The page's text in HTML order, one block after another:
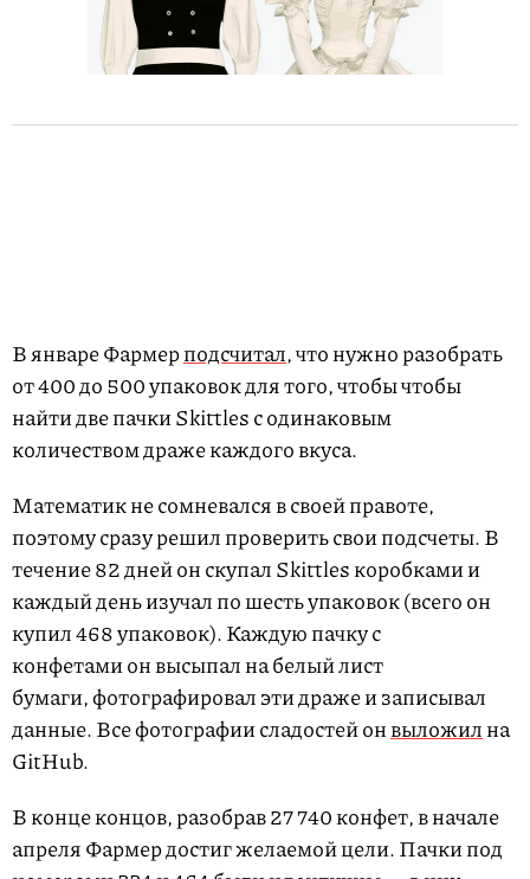
В январе Фармерподсчитал, что нужно разобрать
от 400 до 500 упаковок для того, чтобы чтобы
найти две пачки Skittles с одинаковым
количеством драже каждого вкуса.
Математик не сомневался в своей правоте,
поэтому сразу решил проверить свои подсчеты. В
течение 82 дней он скупал Skittles коробками и
каждый день изучал по шесть упаковок (всего он
купил 468 упаковок). Каждую пачку с
конфетами он высыпал на белый лист
бумаги, фотографировал эти драже и записывал
данные. Все фотографии сладостей онвыложилна
GitHub.
В конце концов, разобрав 27 740 конфет, в начале
апреля Фармер достиг желаемой цели. Пачки под